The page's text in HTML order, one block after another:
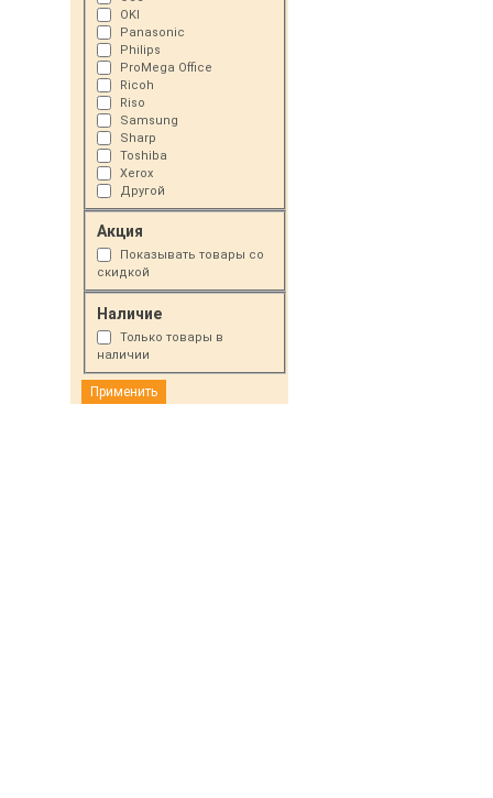
OKI
Panasonic
Philips
ProMega Office
Ricoh
Riso
Samsung
Sharp
Toshiba
Xerox
Другой
Акция
Показывать товары со
скидкой
Наличие
Только товары в
наличии